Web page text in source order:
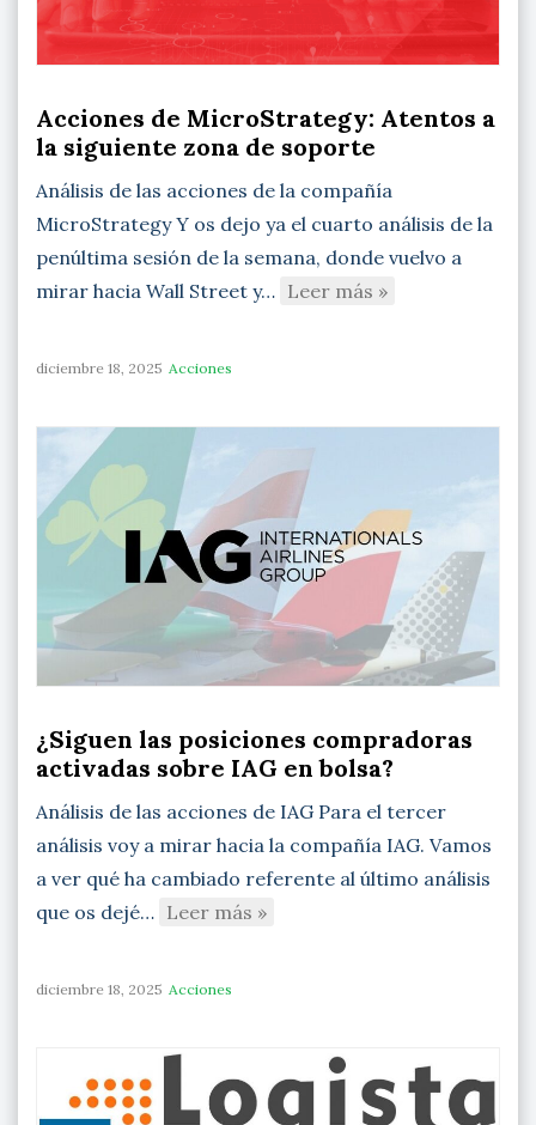
Acciones de MicroStrategy: Atentos a
la siguiente zona de soporte
Análisis de las acciones de la compañía
MicroStrategy Y os dejo ya el cuarto análisis de la
penúltima sesión de la semana, donde vuelvo a
mirar hacia Wall Street y… Leer más »
diciembre 18, 2025 Acciones
¿Siguen las posiciones compradoras
activadas sobre IAG en bolsa?
Análisis de las acciones de IAG Para el tercer
análisis voy a mirar hacia la compañía IAG. Vamos
a ver qué ha cambiado referente al último análisis
que os dejé… Leer más »
diciembre 18, 2025 Acciones